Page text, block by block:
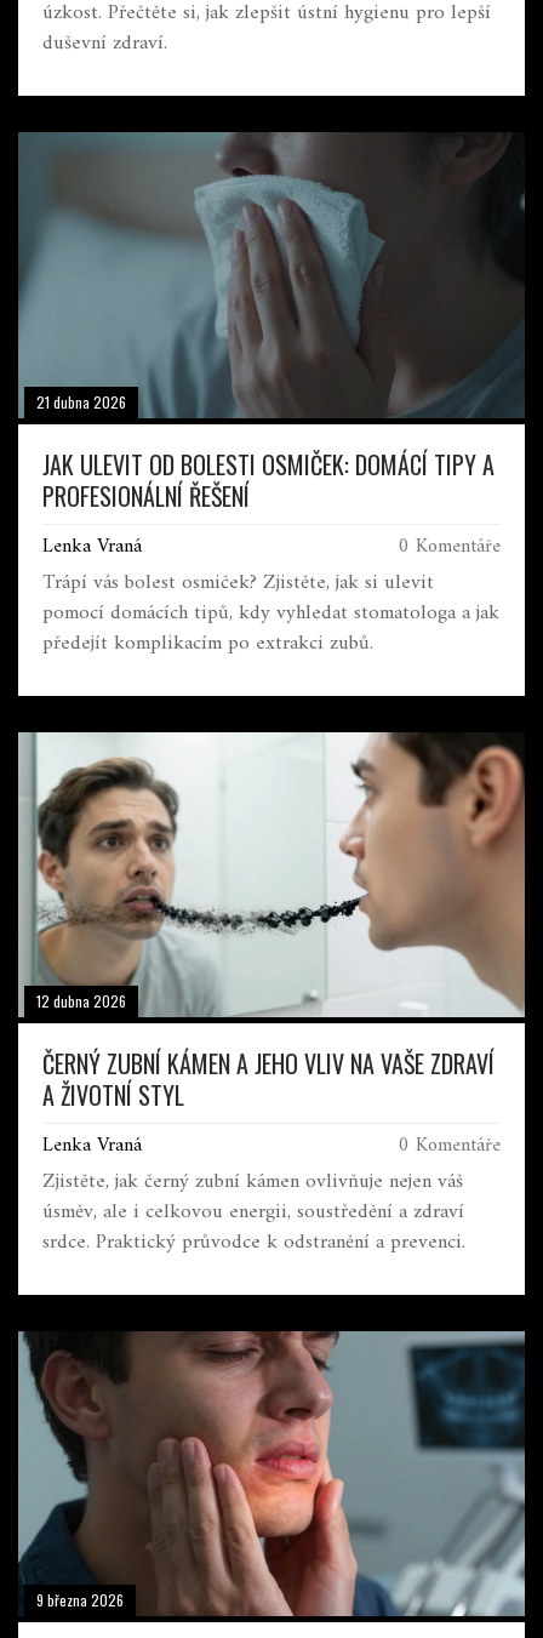
úzkost. Přečtěte si, jak zlepšit ústní hygienu pro lepší
duševní zdraví.
21 dubna 2026
JAK ULEVIT OD BOLESTI OSMIČEK: DOMÁCÍ TIPY A
PROFESIONÁLNÍ ŘEŠENÍ
Lenka Vraná 0 Komentáře
Trápí vás bolest osmiček? Zjistěte, jak si ulevit
pomocí domácích tipů, kdy vyhledat stomatologa a jak
předejít komplikacím po extrakci zubů.
12 dubna 2026
ČERNÝ ZUBNÍ KÁMEN A JEHO VLIV NA VAŠE ZDRAVÍ
A ŽIVOTNÍ STYL
Lenka Vraná 0 Komentáře
Zjistěte, jak černý zubní kámen ovlivňuje nejen váš
úsměv, ale i celkovou energii, soustředění a zdraví
srdce. Praktický průvodce k odstranění a prevenci.
9 března 2026